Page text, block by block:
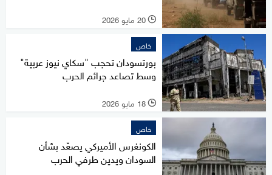
l 20 مايو 2026
خاص
بورتسودان تحجب "سكاي نيوز عربية"
وسط تصاعد جرائم الحرب
l 18 مايو 2026
خاص
الكونغرس الأميركي يصعّد بشأن
السودان ويدين طرفي الحرب